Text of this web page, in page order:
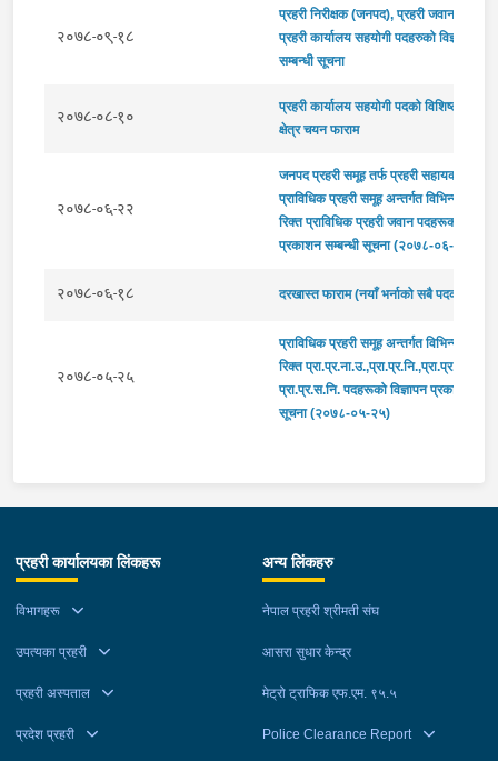
२०७८-०९-१८
प्रहरी निरीक्षक (जनपद), प्रहरी जवान (जनपद)
प्रहरी कार्यालय सहयोगी पदहरुको विज्ञापन
सम्बन्धी सूचना
२०७८-०८-१०
प्रहरी कार्यालय सहयोगी पदको विशिष्‍टीकृत
क्षेत्र चयन फाराम
२०७८-०६-२२
जनपद प्रहरी समूह तर्फ प्रहरी सहायक
प्राविधिक प्रहरी समूह अन्तर्गत विभिन्न
रिक्त प्राविधिक प्रहरी जवान पदहरूको
प्रकाशन सम्बन्धी सूचना (२०७८-०६-२२)
२०७८-०६-१८ दरखास्त फाराम (नयाँ भर्नाको सबै पदको लागि)
२०७८-०५-२५
प्राविधिक प्रहरी समूह अन्तर्गत विभिन्न
रिक्त प्रा.प्र.ना.उ.,प्रा.प्र.नि.,प्रा.प्र.ना.नि. र
प्रा.प्र.स.नि. पदहरूको विज्ञापन प्रकाशन
सूचना (२०७८-०५-२५)
प्रहरी कार्यालयका लिंकहरू
विभागहरू
उपत्यका प्रहरी
प्रहरी अस्पताल
प्रदेश प्रहरी
अन्य लिंकहरु
नेपाल प्रहरी श्रीमती संघ
आसरा सुधार केन्द्र
मेट्रो ट्राफिक एफ.एम. ९५.५
Police Clearance Report